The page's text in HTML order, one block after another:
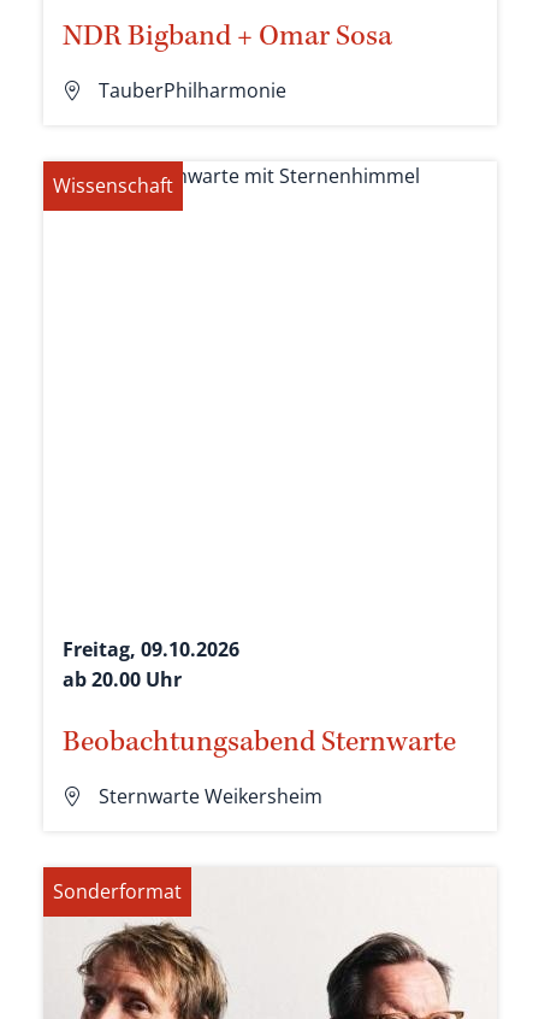
NDR Bigband + Omar Sosa
TauberPhilharmonie
Wissenschaft
Freitag, 09.10.2026
ab 20.00 Uhr
Beobachtungsabend Sternwarte
Sternwarte Weikersheim
Sonderformat